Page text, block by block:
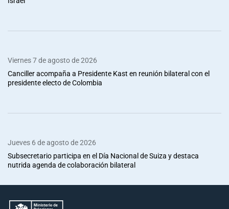
Viernes 7 de agosto de 2026
Canciller acompaña a Presidente Kast en reunión bilateral con el
presidente electo de Colombia
Jueves 6 de agosto de 2026
Subsecretario participa en el Día Nacional de Suiza y destaca
nutrida agenda de colaboración bilateral